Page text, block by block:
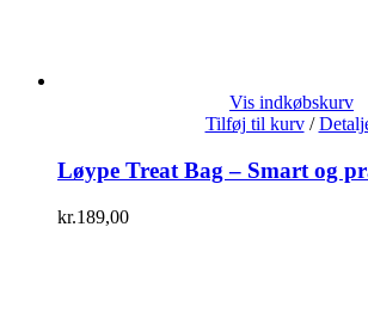
Vis indkøbskurv
Tilføj til kurv /
Løype Treat Bag – Smart og
kr.189,00